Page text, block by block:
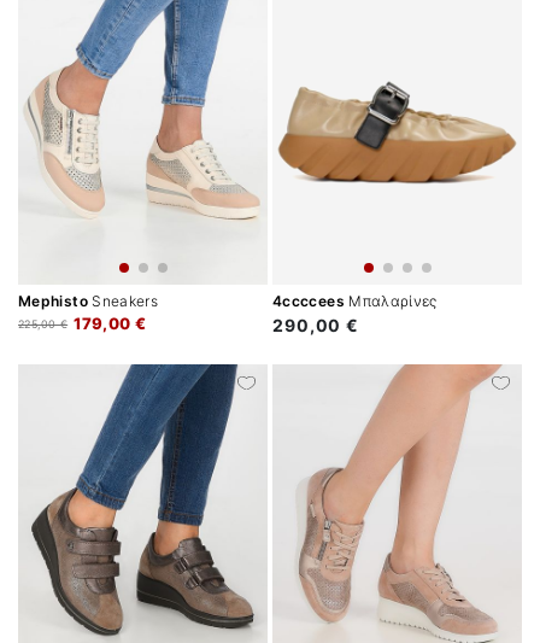
MephistoSneakers
179,00 €
225,00 €
4ccccees Μπαλαρίνες
290,00 €